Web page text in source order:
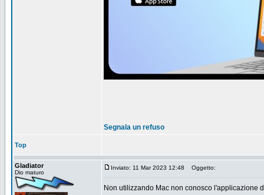
Segnala un refuso
Top
Gladiator
Dio maturo
Inviato: 11 Mar 2023 12:48 Oggetto:
Non utilizzando Mac non conosco l'applicazione